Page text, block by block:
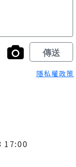
隱私權政策
17:00